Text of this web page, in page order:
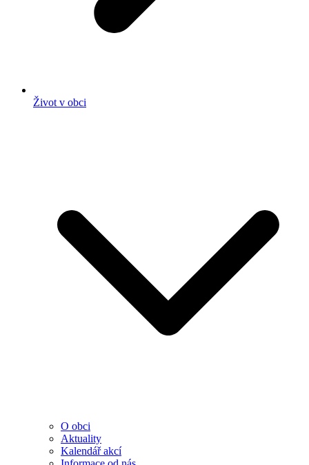
Život v obci
O obci
Aktuality
Kalendář akcí